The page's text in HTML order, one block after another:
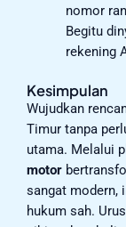
nomor
Begitu
rekening
Kesimpulan
Wujudkan
Timur tanpa
utama. Melalui
motor
sangat modern,
hukum sah.